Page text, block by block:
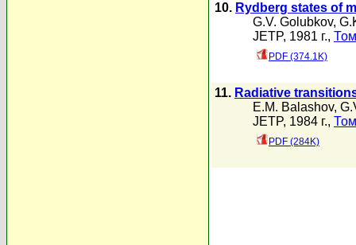
10. Rydberg states of
G.V. Golubkov,
JETP, 1981 г.,
PDF (374.1K)
11. Radiative
E.M. Balashov,
JETP, 1984 г.,
PDF (284K)